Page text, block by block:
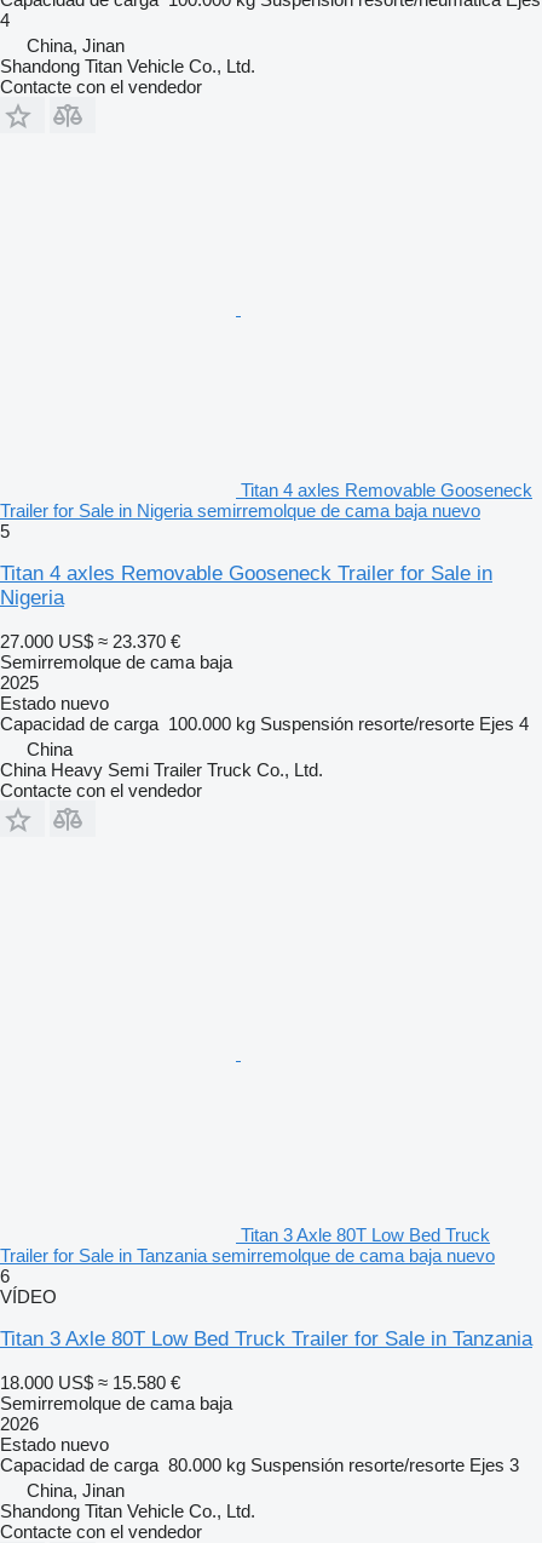
4
China, Jinan
Shandong Titan Vehicle Co., Ltd.
Contacte con el vendedor
Titan 4 axles Removable Gooseneck
Trailer for Sale in Nigeria semirremolque de cama baja nuevo
5
Titan 4 axles Removable Gooseneck Trailer for Sale in
Nigeria
27.000 US$ ≈ 23.370 €
Semirremolque de cama baja
2025
Estado nuevo
Capacidad de carga 100.000 kg Suspensión resorte/resorte Ejes 4
China
China Heavy Semi Trailer Truck Co., Ltd.
Contacte con el vendedor
Titan 3 Axle 80T Low Bed Truck
Trailer for Sale in Tanzania semirremolque de cama baja nuevo
6
VÍDEO
Titan 3 Axle 80T Low Bed Truck Trailer for Sale in Tanzania
18.000 US$ ≈ 15.580 €
Semirremolque de cama baja
2026
Estado nuevo
Capacidad de carga 80.000 kg Suspensión resorte/resorte Ejes 3
China, Jinan
Shandong Titan Vehicle Co., Ltd.
Contacte con el vendedor